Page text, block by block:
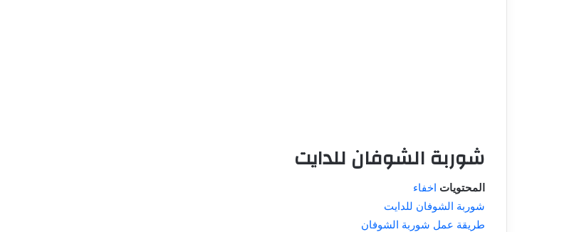
شوربة الشوفان للدايت
المحتويات اخفاء
شوربة الشوفان للدايت
طريقة عمل شوربة الشوفان